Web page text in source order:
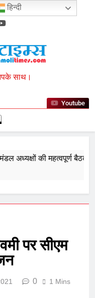
साथ।
Youtube
अध्यक्षों की महत्वपूर्ण बैठक
पर सीएम
0 1 Mins
हिन्दी